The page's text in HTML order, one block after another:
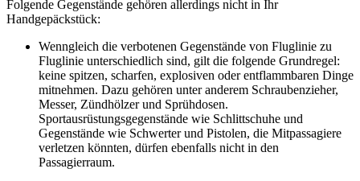
Folgende Gegenstände gehören allerdings nicht in Ihr
Handgepäckstück:
Wenngleich die verbotenen Gegenstände von Fluglinie zu
Fluglinie unterschiedlich sind, gilt die folgende Grundregel:
keine spitzen, scharfen, explosiven oder entflammbaren Dinge
mitnehmen. Dazu gehören unter anderem Schraubenzieher,
Messer, Zündhölzer und Sprühdosen.
Sportausrüstungsgegenstände wie Schlittschuhe und
Gegenstände wie Schwerter und Pistolen, die Mitpassagiere
verletzen könnten, dürfen ebenfalls nicht in den
Passagierraum.